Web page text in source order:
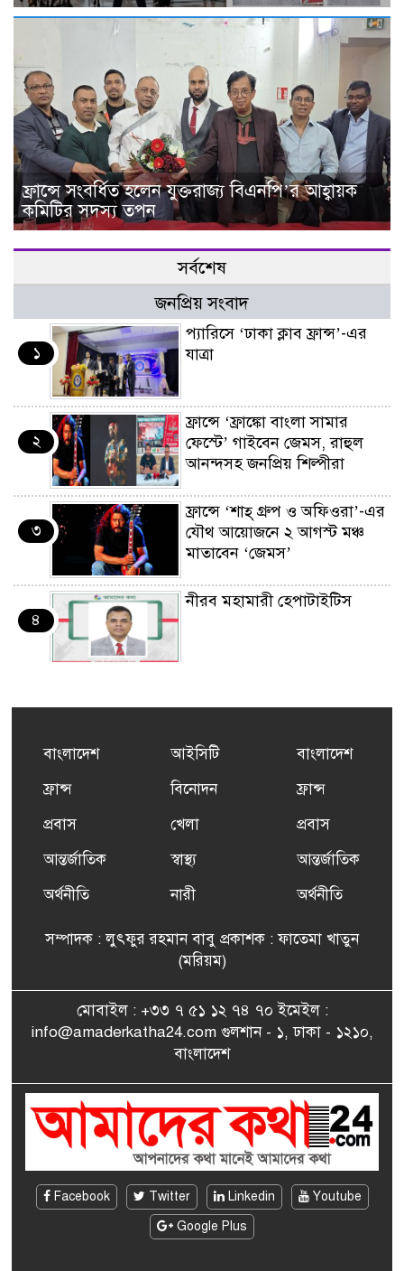
ফ্রান্সে সংবর্ধিত হলেন যুক্তরাজ্য বিএনপি’র আহ্বায়ক
কমিটির সদস্য তপন
সর্বশেষ
জনপ্রিয় সংবাদ
১
প্যারিসে ‘ঢাকা ক্লাব ফ্রান্স’-এর
যাত্রা
২
ফ্রান্সে ‘ফ্রাঙ্কো বাংলা সামার
ফেস্টে’ গাইবেন জেমস, রাহুল
আনন্দসহ জনপ্রিয় শিল্পীরা
৩
ফ্রান্সে ‘শাহ্ গ্রুপ ও অফিওরা’-এর
যৌথ আয়োজনে ২ আগস্ট মঞ্চ
মাতাবেন ‘জেমস’
৪
নীরব মহামারী হেপাটাইটিস
৫
এর সম্পূর্ণ বিনামূল্যের সুশি
ফ্রান্সসহ ইউরোপীয় দেশসমূহে
দাবদাহ: কারণ, প্রভাব ও করণীয়
ফ্রান্সে সংবর্ধিত হলেন যুক্তরাজ্য
বিএনপি’র আহ্বায়ক কমিটির
সাংবাদিকতায় কৃতিত্বের পুরস্কার
এমপি মমতাজ আলোকে
জেলা প্রবাসী এসোসিয়েশন’
বেদে সম্প্রদায় নিয়ে প্যারিসে
তথ্য-চলচ্চিত্র “ভাসমান জীবন”
বাংলাদেশ
ফ্রান্স
প্রবাস
আন্তর্জাতিক
অর্থনীতি
আইসিটি
বিনোদন
খেলা
স্বাস্থ্য
নারী
বাংলাদেশ
ফ্রান্স
প্রবাস
আন্তর্জাতিক
অর্থনীতি
সম্পাদক : লুৎফুর রহমান বাবু প্রকাশক : ফাতেমা খাতুন
(মরিয়ম)
মোবাইল : +৩৩ ৭ ৫১ ১২ ৭৪ ৭০ ইমেইল :
info@amaderkatha24.com গুলশান - ১, ঢাকা - ১২১০,
বাংলাদেশ
Facebook Twitter Linkedin
Youtube
Google Plus